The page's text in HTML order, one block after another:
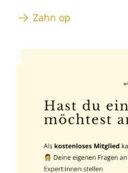
Zahn op